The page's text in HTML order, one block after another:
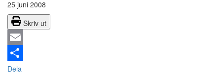
25 juni 2008
Skriv ut
Email
Dela